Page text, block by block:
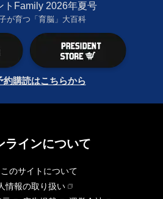
トFamily 2026年夏号
が育つ「育脳」大百科
約購読はこちらから
ラインについて
このサイトについて
情報の取り扱い